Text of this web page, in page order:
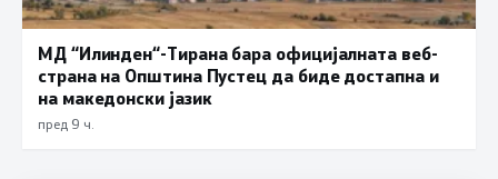
МД “Илинден“-Тирана бара официјалната веб-
страна на Општина Пустец да биде достапна и
на македонски јазик
пред 9 ч.